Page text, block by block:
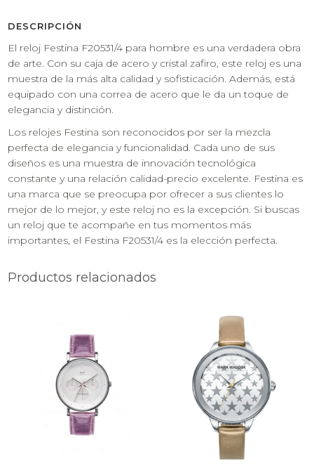
DESCRIPCIÓN
El reloj Festina F20531/4 para hombre es una verdadera obra
de arte. Con su caja de acero y cristal zafiro, este reloj es una
muestra de la más alta calidad y sofisticación. Además, está
equipado con una correa de acero que le da un toque de
elegancia y distinción.
Los relojes Festina son reconocidos por ser la mezcla
perfecta de elegancia y funcionalidad. Cada uno de sus
diseños es una muestra de innovación tecnológica
constante y una relación calidad-precio excelente. Festina es
una marca que se preocupa por ofrecer a sus clientes lo
mejor de lo mejor, y este reloj no es la excepción. Si buscas
un reloj que te acompañe en tus momentos más
importantes, el Festina F20531/4 es la elección perfecta.
Productos relacionados